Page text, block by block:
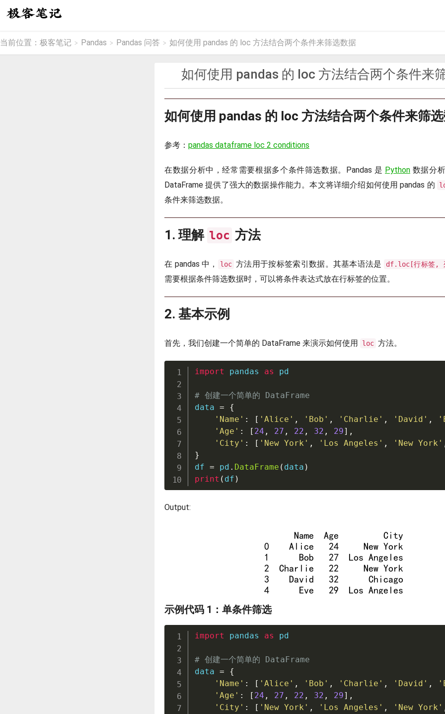
当前位置： 极客笔记 > Pandas > Pandas 问答 > 如何使用 pandas 的 loc 方法结合两个条件来筛选数据
如何使用 pandas 的 loc 方法结合两个条件来
如何使用 pandas 的 loc 方法结合两个条件来筛
参考： pandas dataframe loc 2 conditions
在数据分析中，经常需要根据多个条件筛选数据。Pandas 是 Python数据分
DataFrame 提供了强大的数据操作能力。本文将详细介绍如何使用 pandas 的
条件来筛选数据。
1. 理解 loc 方法
在 pandas 中， loc 方法用于按标签索引数据。其基本语法是 df.loc[行标签,
需要根据条件筛选数据时，可以将条件表达式放在行标签的位置。
2. 基本示例
首先，我们创建一个简单的 DataFrame 来演示如何使用 loc 方法。
import pandas as pd
# 创建一个简单的 DataFrame
data =
{
'Name' : [ 'Alice' , 'Bob' , 'Charlie' , 'David' ,
'Age' : [ 24 , 27 , 22 , 32 , 29] ,
'City' : [ 'New York' , 'Los Angeles' , 'New York'
}
df = pd . DataFrame ( data )
print ( df )
Output:
示例代码 1：单条件筛选
import pandas as pd
# 创建一个简单的 DataFrame
data =
{
'Name' : [ 'Alice' , 'Bob' , 'Charlie' , 'David' ,
'Age' : [ 24 , 27 , 22 , 32 , 29] ,
'City' : [ 'New York' , 'Los Angeles' , 'New York'